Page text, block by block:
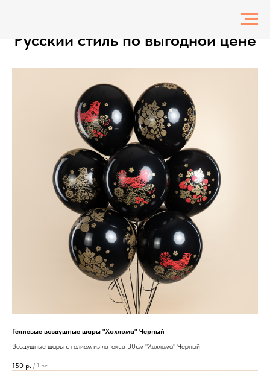
Воздушные гелиевые шарики
Русский стиль по выгодной цене
Гелиевые воздушные шары "Хохлома" Черный
Воздушные шары с гелием из латекса 30см "Хохлома" Черный
150 р. / 1 pc